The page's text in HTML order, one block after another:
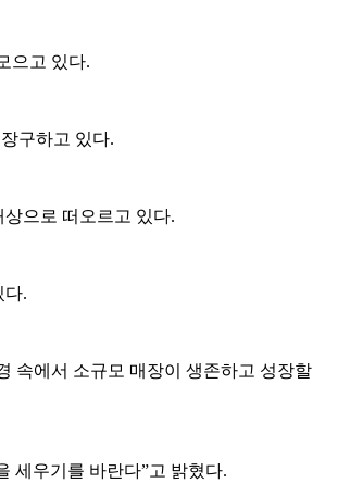
으고 있다.
구하고 있다.
으로 떠오르고 있다.
다.
속에서 소규모 매장이 생존하고 성장할
세우기를 바란다”고 밝혔다.